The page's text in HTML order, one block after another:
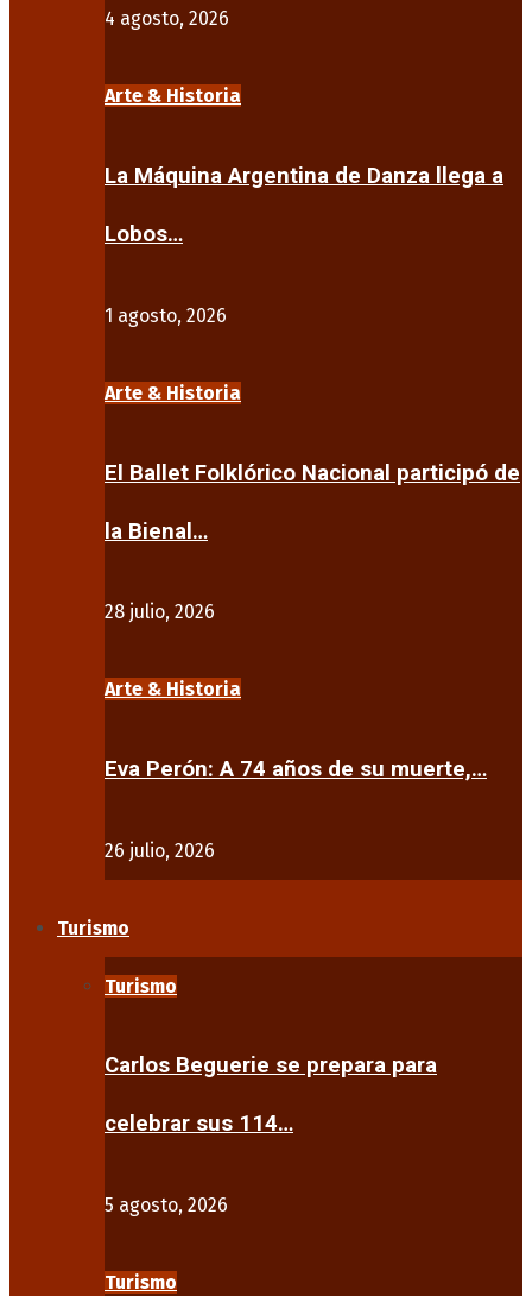
4 agosto, 2026
Arte & Historia
La Máquina Argentina de Danza llega a
Lobos…
1 agosto, 2026
Arte & Historia
El Ballet Folklórico Nacional participó de
la Bienal…
28 julio, 2026
Arte & Historia
Eva Perón: A 74 años de su muerte,…
26 julio, 2026
Turismo
Turismo
Carlos Beguerie se prepara para
celebrar sus 114…
5 agosto, 2026
Turismo